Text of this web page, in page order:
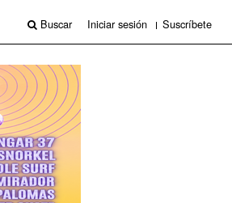
Buscar Iniciar sesión Suscríbete